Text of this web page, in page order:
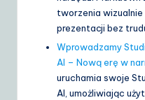
tworzenia wizualnie
prezentacji bez
Wprowadzamy
AI – Nową erę w
uruchamia swoje
AI, umożliwiając